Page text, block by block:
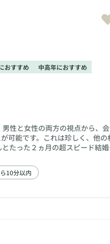
おすすめ 中高年におすすめ
男性と女性の両方の視点から、
可能です。これは珍しく、他の
10分以内